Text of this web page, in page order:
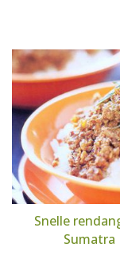
Snelle
Sumatra